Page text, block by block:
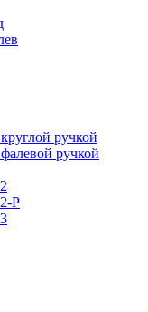
ручкой
ручкой
P